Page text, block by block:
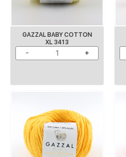
GAZZAL BABY COTTON
XL 3413